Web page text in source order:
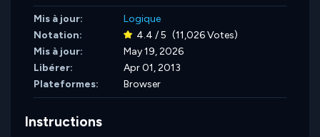
Mis à jour:
Logique
Notation:
4.4 / 5 (11,026 Votes)
Mis à jour:
May 19, 2026
Libérer:
Apr 01, 2013
Plateformes:
Browser
Instructions